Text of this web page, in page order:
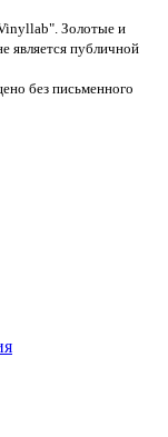
Золотые и
является публичной
без письменного